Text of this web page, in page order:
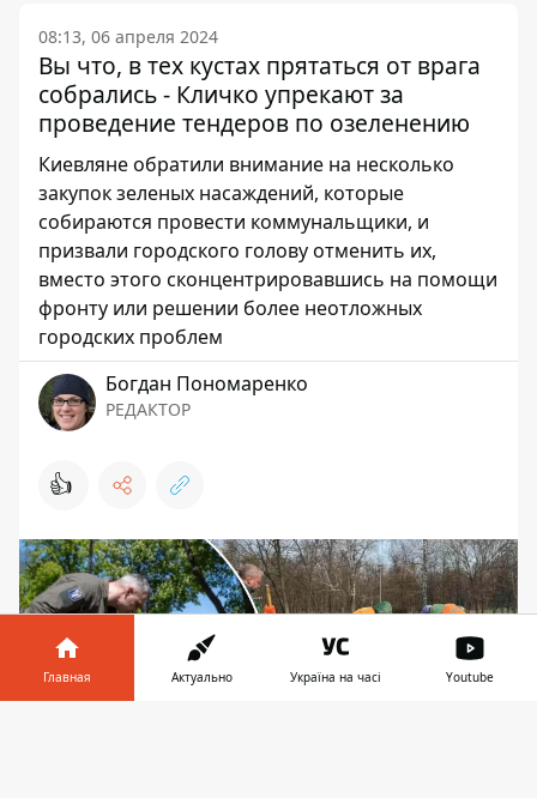
08:13, 06 апреля 2024
Вы что, в тех кустах прятаться от врага
собрались - Кличко упрекают за
проведение тендеров по озеленению
Киевляне обратили внимание на несколько
закупок зеленых насаждений, которые
собираются провести коммунальщики, и
призвали городского голову отменить их,
вместо этого сконцентрировавшись на помощи
фронту или решении более неотложных
городских проблем
Богдан Пономаренко
РЕДАКТОР
👍
Главная Актуально Україна на часі Youtube